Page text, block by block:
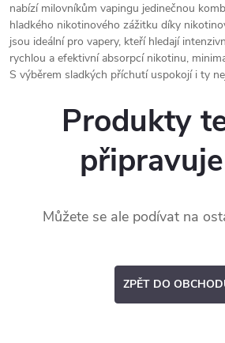
nabízí milovníkům vapingu jedinečnou
hladkého nikotinového zážitku díky
jsou ideální pro vapery, kteří hledají
rychlou a efektivní absorpcí nikotinu,
S výběrem sladkých příchutí uspokojí i ty
Produkty
Můžete se ale podívat na
ZPĚT DO